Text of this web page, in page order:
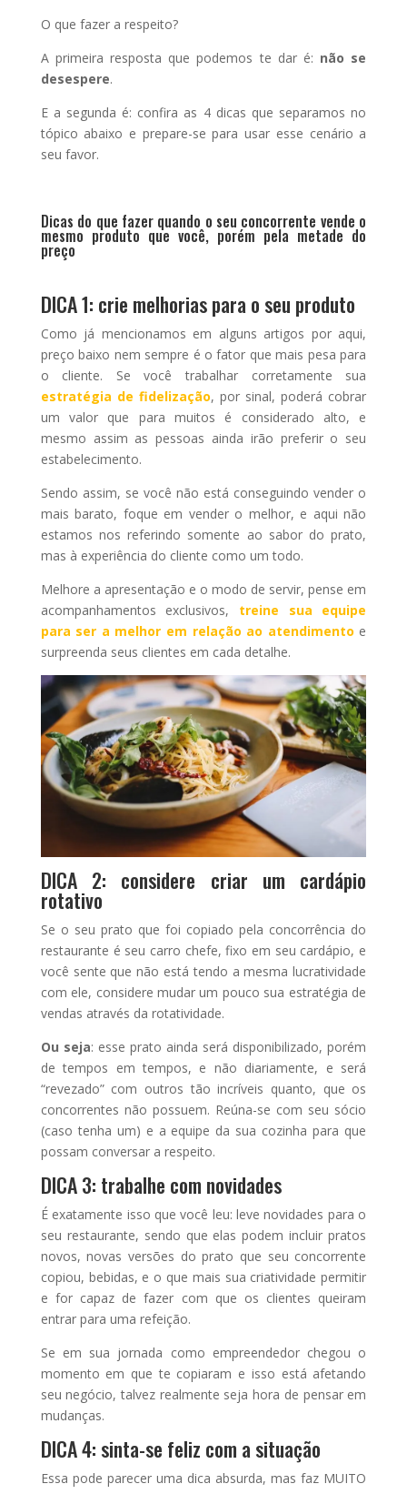
O que fazer a respeito?
A primeira resposta que podemos te dar é: não se
desespere.
E a segunda é: confira as 4 dicas que separamos no
tópico abaixo e prepare-se para usar esse cenário a
seu favor.
Dicas do que fazer quando o seu concorrente vende o
mesmo produto que você, porém pela metade do
preço
DICA 1: crie melhorias para o seu produto
Como já mencionamos em alguns artigos por aqui,
preço baixo nem sempre é o fator que mais pesa para
o cliente. Se você trabalhar corretamente sua
estratégia de fidelização, por sinal, poderá cobrar
um valor que para muitos é considerado alto, e
mesmo assim as pessoas ainda irão preferir o seu
estabelecimento.
Sendo assim, se você não está conseguindo vender o
mais barato, foque em vender o melhor, e aqui não
estamos nos referindo somente ao sabor do prato,
mas à experiência do cliente como um todo.
Melhore a apresentação e o modo de servir, pense em
acompanhamentos exclusivos, treine sua equipe
para ser a melhor em relação ao atendimento e
surpreenda seus clientes em cada detalhe.
DICA 2: considere criar um cardápio
rotativo
Se o seu prato que foi copiado pela concorrência do
restaurante é seu carro chefe, fixo em seu cardápio, e
você sente que não está tendo a mesma lucratividade
com ele, considere mudar um pouco sua estratégia de
vendas através da rotatividade.
Ou seja: esse prato ainda será disponibilizado, porém
de tempos em tempos, e não diariamente, e será
“revezado” com outros tão incríveis quanto, que os
concorrentes não possuem. Reúna-se com seu sócio
(caso tenha um) e a equipe da sua cozinha para que
possam conversar a respeito.
DICA 3: trabalhe com novidades
É exatamente isso que você leu: leve novidades para o
seu restaurante, sendo que elas podem incluir pratos
novos, novas versões do prato que seu concorrente
copiou, bebidas, e o que mais sua criatividade permitir
e for capaz de fazer com que os clientes queiram
entrar para uma refeição.
Se em sua jornada como empreendedor chegou o
momento em que te copiaram e isso está afetando
seu negócio, talvez realmente seja hora de pensar em
mudanças.
DICA 4: sinta-se feliz com a situação
Essa pode parecer uma dica absurda, mas faz MUITO